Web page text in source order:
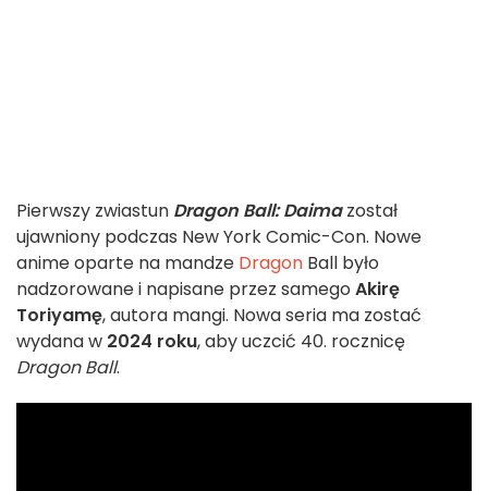
Pierwszy zwiastun Dragon Ball: Daimazostał
ujawniony podczas New York Comic-Con. Nowe
anime oparte na mandze Dragon Ball było
nadzorowane i napisane przez samego Akirę
Toriyamę, autora mangi. Nowa seria ma zostać
wydana w 2024 roku, aby uczcić 40. rocznicę
Dragon Ball.